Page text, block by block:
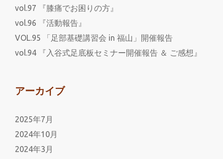
vol.97 『膝痛でお困りの方』
vol.96 『活動報告』
VOL.95 「足部基礎講習会 in 福山」開催報告
vol.94 『入谷式足底板セミナー開催報告 ＆ ご感想』
アーカイブ
2025年7月
2024年10月
2024年3月